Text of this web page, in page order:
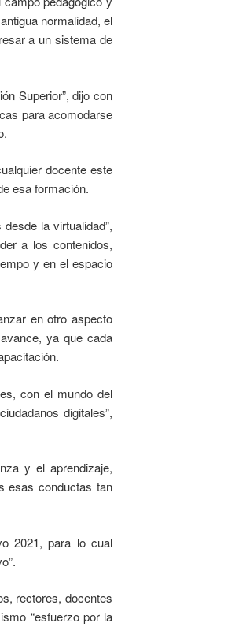
normalidad, el
a un sistema de
Superior”, dijo con
para acomodarse
docente este
esa formación.
la virtualidad”,
a los contenidos,
y en el espacio
en otro aspecto
ya que cada
con el mundo del
digitales”,
y el aprendizaje,
esas conductas tan
2021, para lo cual
rectores, docentes
“esfuerzo por la